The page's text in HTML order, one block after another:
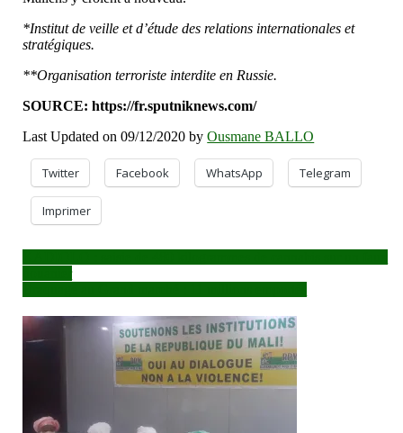
*Institut de veille et d’étude des relations internationales et
stratégiques.
**Organisation terroriste interdite en Russie.
SOURCE: https://fr.sputniknews.com/
Last Updated on 09/12/2020 byOusmane BALLO
Twitter Facebook WhatsApp Telegram
Imprimer
Navigation
de
douanier